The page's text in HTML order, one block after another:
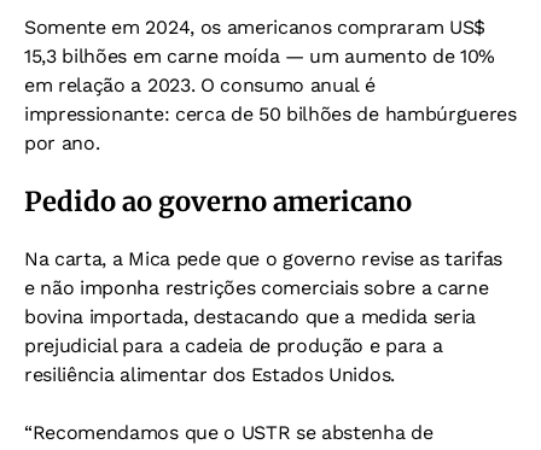
Somente em 2024, os americanos compraram US$
15,3 bilhões em carne moída — um aumento de 10%
em relação a 2023. O consumo anual é
impressionante: cerca de 50 bilhões de hambúrgueres
por ano.
Pedido ao governo americano
Na carta, a Mica pede que o governo revise as tarifas
e não imponha restrições comerciais sobre a carne
bovina importada, destacando que a medida seria
prejudicial para a cadeia de produção e para a
resiliência alimentar dos Estados Unidos.
“Recomendamos que o USTR se abstenha de